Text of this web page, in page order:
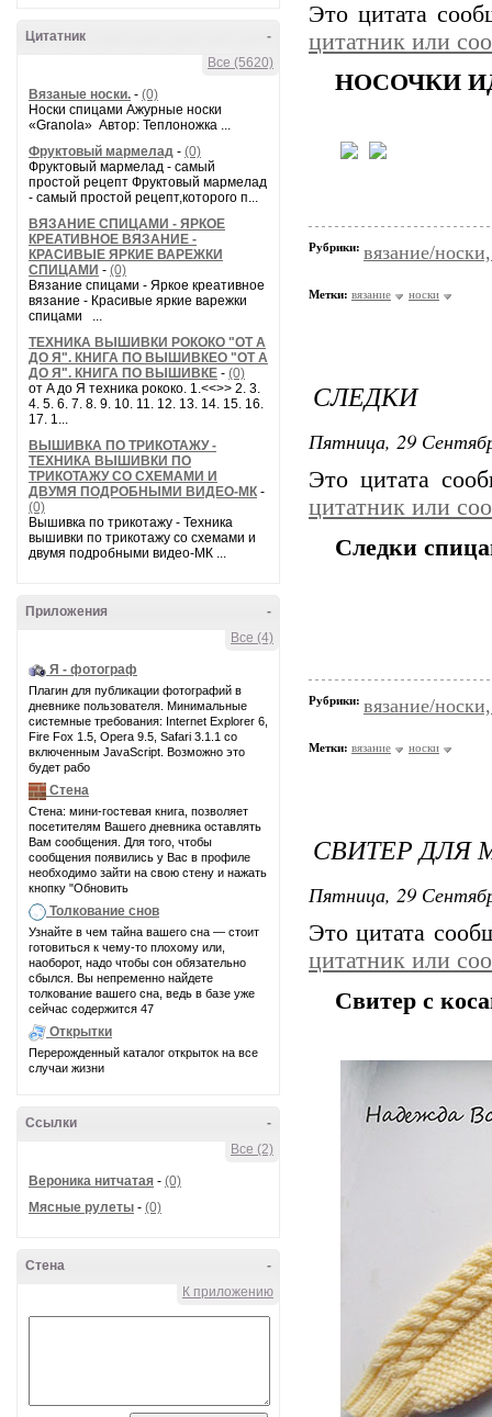
-
Цитатник
Все (5620)
Вязаные носки. - (0)
Носки спицами Ажурные носки
«Granola» Автор: Теплоножка ...
Фруктовый мармелад - (0)
Фруктовый мармелад - самый
простой рецепт Фруктовый мармелад
- самый простой рецепт,которого п...
ВЯЗАНИЕ СПИЦАМИ - ЯРКОЕ
КРЕАТИВНОЕ ВЯЗАНИЕ -
КРАСИВЫЕ ЯРКИЕ ВАРЕЖКИ
СПИЦАМИ - (0)
Вязание спицами - Яркое креативное
вязание - Красивые яркие варежки
спицами ...
ТЕХНИКА ВЫШИВКИ РОКОКО "ОТ А
ДО Я". КНИГА ПО ВЫШИВКЕО "ОТ А
ДО Я". КНИГА ПО ВЫШИВКЕ - (0)
от A до Я техника рококо. 1.<<>> 2. 3.
4. 5. 6. 7. 8. 9. 10. 11. 12. 13. 14. 15. 16.
17. 1...
ВЫШИВКА ПО ТРИКОТАЖУ -
ТЕХНИКА ВЫШИВКИ ПО
ТРИКОТАЖУ СО СХЕМАМИ И
ДВУМЯ ПОДРОБНЫМИ ВИДЕО-МК -
(0)
Вышивка по трикотажу - Техника
вышивки по трикотажу со схемами и
двумя подробными видео-МК ...
-
Приложения
Все (4)
Я - фотограф
Плагин для публикации фотографий в
дневнике пользователя. Минимальные
системные требования: Internet Explorer 6,
Fire Fox 1.5, Opera 9.5, Safari 3.1.1 со
включенным JavaScript. Возможно это
будет рабо
Стена
Стена: мини-гостевая книга, позволяет
посетителям Вашего дневника оставлять
Вам сообщения. Для того, чтобы
сообщения появились у Вас в профиле
необходимо зайти на свою стену и нажать
кнопку "Обновить
Толкование снов
Узнайте в чем тайна вашего сна — стоит
готовиться к чему-то плохому или,
наоборот, надо чтобы сон обязательно
сбылся. Вы непременно найдете
толкование вашего сна, ведь в базе уже
сейчас содержится 47
Открытки
Перерожденный каталог открыток на все
случаи жизни
-
Ссылки
Все (2)
Вероника нитчатая - (0)
Мясные рулеты - (0)
-
Стена
К приложению
Это цитата
цитатник или
НОСОЧКИ
Рубрики: вязание/
Метки: вязание носки
СЛЕДКИ
Пятница, 29
Это цитата
цитатник или
Следки
Рубрики: вязание/
Метки: вязание носки
СВИТЕР ДЛЯ
Пятница, 29
Это цитата
цитатник или
Свитер с